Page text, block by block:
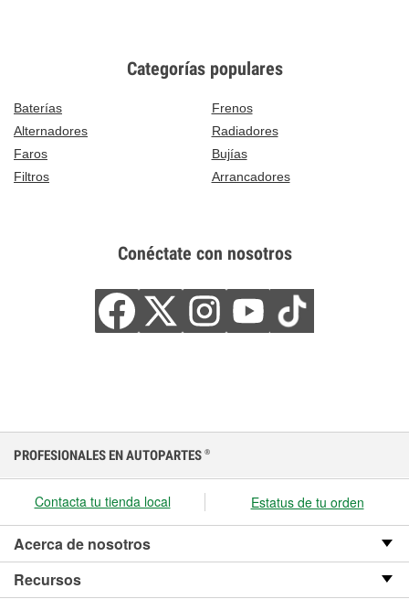
Categorías populares
Baterías
Frenos
Alternadores
Radiadores
Faros
Bujías
Filtros
Arrancadores
Conéctate con nosotros
PROFESIONALES EN AUTOPARTES ®
Contacta tu tienda local Estatus de tu orden
Acerca de nosotros
Recursos